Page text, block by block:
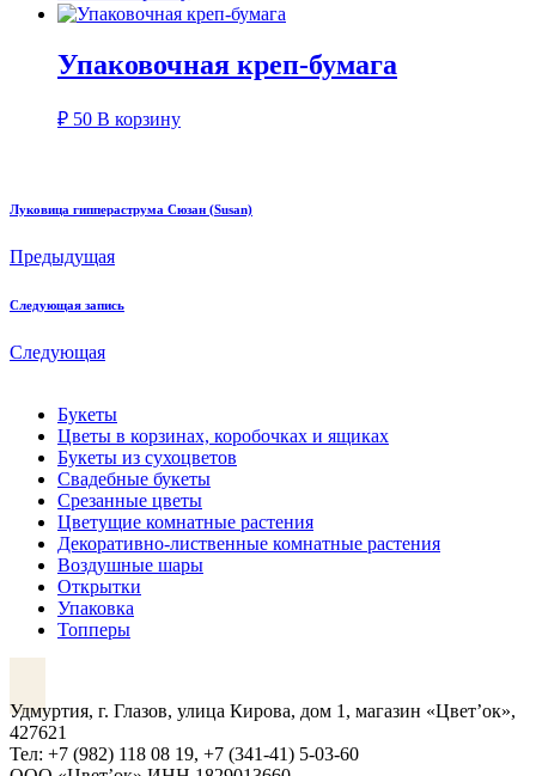
Упаковочная креп-бумага
₽ 50 В корзину
Луковица гиппераструма Сюзан (Susan)
Предыдущая
Следующая запись
Следующая
Букеты
Цветы в корзинах, коробочках и ящиках
Букеты из сухоцветов
Свадебные букеты
Срезанные цветы
Цветущие комнатные растения
Декоративно-лиственные комнатные растения
Воздушные шары
Открытки
Упаковка
Топперы
Удмуртия, г. Глазов, улица Кирова, дом 1, магазин «Цвет’ок»,
427621
Тел: +7 (982) 118 08 19, +7 (341-41) 5-03-60